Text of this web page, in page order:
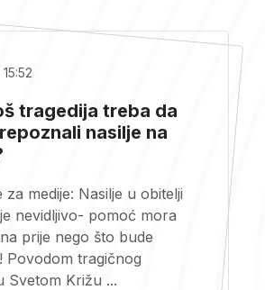
tragedija treba da
nasilje na
za medije: Nasilje u obitelji
nevidljivo- pomoć mora
prije nego što bude
Povodom tragičnog
Svetom Križu ...